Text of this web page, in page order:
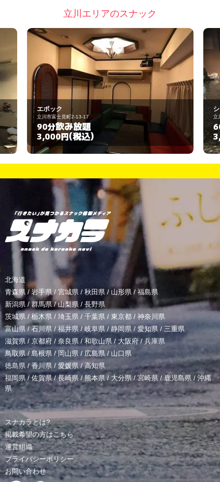
立川エリアのスナック
シェリー
立川市曙町2-21-7
60分飲み放題
3,000円(税込)
北海道
青森県 / 岩手県/ 宮城県 / 秋田県 / 山形県/ 福島県
新潟県 /群馬県/山梨県 / 長野県
茨城県 / 栃木県 / 埼玉県 / 千葉県 / 東京都 / 神奈川県
富山県 /石川県/福井県/岐阜県 / 静岡県 / 愛知県 / 三重県
滋賀県 / 京都府 / 奈良県 / 和歌山県/ 大阪府 /兵庫県
鳥取県/ 島根県 /岡山県/ 広島県 / 山口県
徳島県 /香川県 / 愛媛県/高知県
福岡県/佐賀県/長崎県 /熊本県/ 大分県/宮崎県 /鹿児島県 / 沖縄
県
スナカラとは?
掲載希望の方はこちら
運営組織
プライバシーポリシー
お問い合わせ